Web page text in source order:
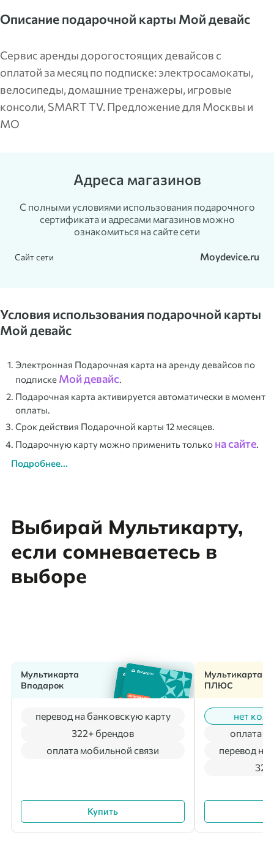
Описание подарочной карты Мой девайс
Сервис аренды дорогостоящих девайсов с
оплатой за месяц по подписке: электросамокаты,
велосипеды, домашние тренажеры, игровые
консоли, SMART TV. Предложение для Москвы и
МО
Адреса магазинов
С полными условиями использования подарочного
сертификата и адресами магазинов можно
ознакомиться на сайте сети
Сайт сети Moydevice.ru
Условия использования подарочной карты
Мой девайс
Электронная Подарочная карта на аренду девайсов по
подписке Мой девайс.
Подарочная карта активируется автоматически в момент
оплаты.
Срок действия Подарочной карты 12 месяцев.
Подарочную карту можно применить только на сайте.
Подробнее...
Выбирай Мультикарту,
если сомневаетесь в
выборе
Мультикарта
Вподарок
оплата мобильной связи
перевод на банковскую карту
322+ брендов
Купить
Мультикарта
ПЛЮС
нет
оплата
перевод на